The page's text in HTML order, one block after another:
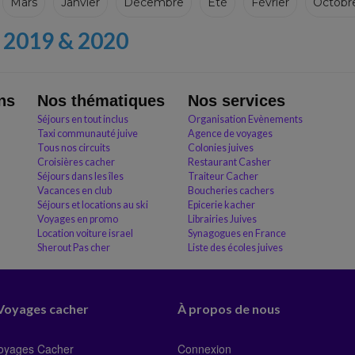
2019 & 2020
Nos thématiques Nos services
Séjours en tout inclus
Organisation Evènements
Taxi communauté juive
Agence de voyages
Tous nos circuits
Colonies juives
Croisières cacher
Restaurant Casher
Séjours dans les îles
Traiteur Cacher
Vacances en club
Boucheries cachers
Séjours et locations au ski
Epicerie kacher
Voyages en promo
Librairies Juives
Location voiture israel
Synagogues en France
Sherout Pas cher Liste des écoles juives
cacher
Cacher
À propos de nous
Connexion